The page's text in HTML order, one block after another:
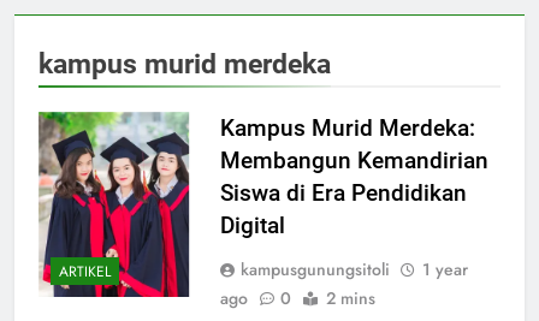
kampus murid merdeka
ARTIKEL
Kampus Murid Merdeka:
Membangun Kemandirian
Siswa di Era Pendidikan
Digital
kampusgunungsitoli
1 year
ago
0 2 mins